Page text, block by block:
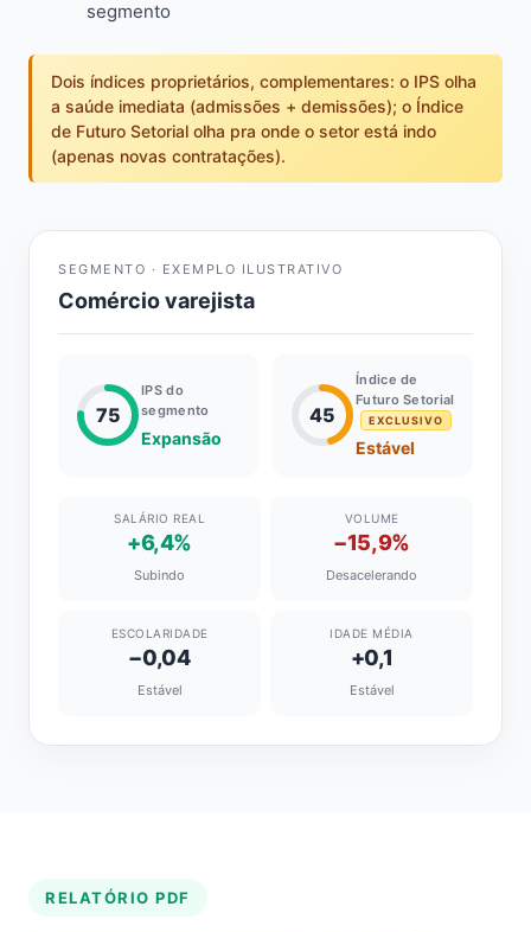
segmento
Dois índices proprietários, complementares: o IPS olha
a saúde imediata (admissões + demissões); o Índice
de Futuro Setorial olha pra onde o setor está indo
(apenas novas contratações).
SEGMENTO · EXEMPLO ILUSTRATIVO
Comércio varejista
75
IPS do
segmento
Expansão
45
Índice de
Futuro Setorial
EXCLUSIVO
Estável
SALÁRIO REAL
+6,4%
Subindo
VOLUME
−15,9%
Desacelerando
ESCOLARIDADE
−0,04
Estável
IDADE MÉDIA
+0,1
Estável
RELATÓRIO PDF